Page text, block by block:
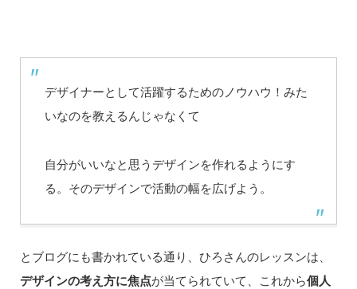
デザイナーとして活躍するためのノウハウ！みた
いなのを教えるんじゃなくて
自分がいいなと思うデザインを作れるようにす
る。そのデザインで活動の幅を広げよう。
とブログにも書かれている通り、ひろさんのレッスンは、
デザインの考え方に焦点が当てられていて、これから個人